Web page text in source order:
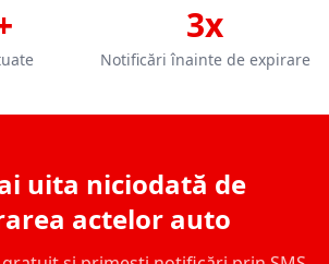
3x
Notificări înainte de expirare
uita niciodată de
actelor auto